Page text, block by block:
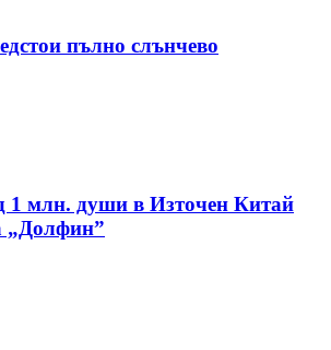
пълно слънчево
1 млн. души в Източен Китай
„Долфин”